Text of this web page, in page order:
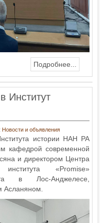
Подробнее...
Институт
Новости и объявления
истории НАН РА
кафедрой современной
и директором Центра
«Promise»
в Лос-Анджелесе,
Асланяном.